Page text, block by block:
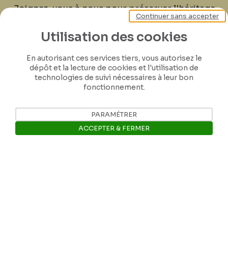
Joignez-vous à nous pour préserver l'héritage
de Félicien Rops ! Partagez vos lettres,
documents et connaissances afin de
les générations futures.
Je contribue
Utilisation des cookies
En autorisant ces services tiers, vous autorisez le
dépôt et la lecture de cookies et l'utilisation de
technologies de suivi nécessaires à leur bon
fonctionnement.
Continuer sans accepter
PARAMÉTRER
ACCEPTER & FERMER